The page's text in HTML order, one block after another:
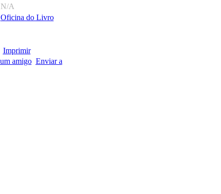
N/A
Oficina do Livro
Imprimir
Enviar a